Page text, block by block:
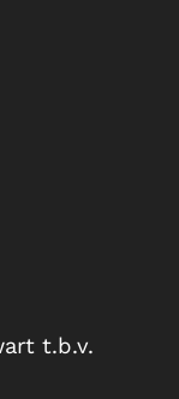
t.b.v.